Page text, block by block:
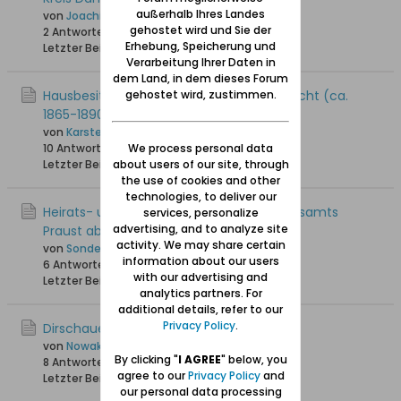
von Joachim
2 Antworten
8.198 Hits0 Likes
Letzter Beitrag
16.02.2023, 19:25
Hausbesitzer anhand Hausnummer gesucht (ca.
1865-1890)
von Karsten_A
10 Antworten
8.279 Hits0 Likes
Letzter Beitrag07.11.2022, 18:59
Heirats- und Sterbeurkunden des Standesamts
Praust ab 1915 veröffentlicht
von Sonde
6 Antworten
7.371 Hits0 Likes
Letzter Beitrag
25.04.2022, 19:17
Dirschauerstr.28 in Praust?
von Nowak
8 Antworten
21.973 Hits0 Likes
Letzter Beitrag15.07.2021, 22:02
außerhalb Ihres Landes
gehostet wird und Sie der
Erhebung, Speicherung und
Verarbeitung Ihrer Daten in
dem Land, in dem dieses Forum
gehostet wird, zustimmen.
We process personal data
about users of our site, through
the use of cookies and other
technologies, to deliver our
services, personalize
advertising, and to analyze site
activity. We may share certain
information about our users
with our advertising and
analytics partners. For
additional details, refer to our
Privacy Policy.
By clicking "I AGREE" below, you
agree to ourPrivacy Policyand
our personal data processing